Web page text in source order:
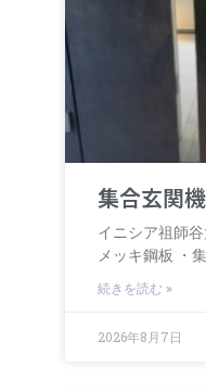
集合玄関機
イニシア祖師谷
メッキ鋼板 ・
続きを読む »
2026年8月7日